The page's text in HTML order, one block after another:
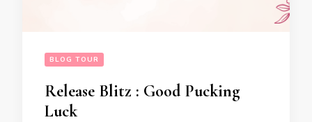
BLOG TOUR
Release Blitz : Good Pucking
Luck